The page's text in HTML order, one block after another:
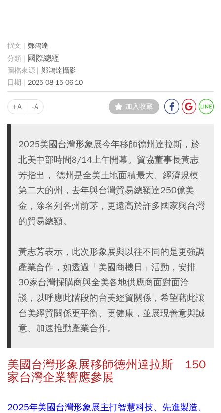
鄭鴻達
國際總經
鄭鴻達攝影
2025-08-15 06:10
+A -A 加入收藏
2025美國台灣形象展今年移師德州達拉斯，於
北美中部時間8/14上午開幕。貿協董事長黃志
芳指出， 德州是全美土地面積最大、經濟規模
第二大的州，去年與台灣貿易總額達250億美
金，除名列各州前茅，更遠高於許多國家與台灣
的貿易總額。
黃志芳表示，此次形象展與以往不同的是更強調
產業合作，如透過「美國商機日」活動，安排
30家台灣採購商與全美各地供應商面對面洽
談，以呼應此階段的台美經貿關係，希望藉此讓
台美經貿關係更平衡、更健康，並展現善意與誠
意、加速推動產業合作。
美國台灣形象展移師德州達拉斯 150
家台灣企業響應參展
2025年美國台灣形象展主打智慧科技、先進製造、